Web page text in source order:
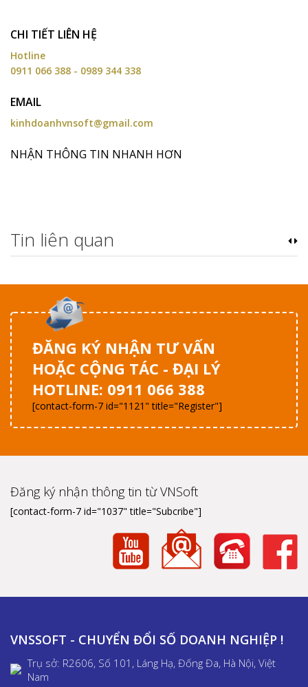
CHI TIẾT LIÊN HỆ
Hotline
0911 066 388 - 0989 344 338
EMAIL
kinhdoanhvnsoft@gmail.com
NHẬN THÔNG TIN NHANH HƠN
Tin liên quan
ĐĂNG KÝ NHẬN TƯ VẤN
HOẶC CỘNG TÁC - ĐẠI LÝ
HOTLINE: 0911 066 388
[contact-form-7 id="1121" title="Register"]
Đăng ký nhận thông tin từ VNSoft
[contact-form-7 id="1037" title="Subcribe"]
VNSSOFT - CHUYỂN ĐỔI SỐ DOANH NGHIỆP !
Trụ sở: R2606, Số 101, Láng Hạ, Đống Đa, Hà Nội, Việt
Nam